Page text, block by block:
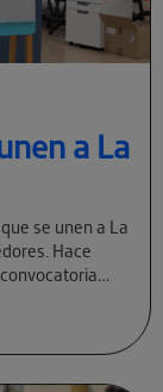
a La
se unen a La
Hace